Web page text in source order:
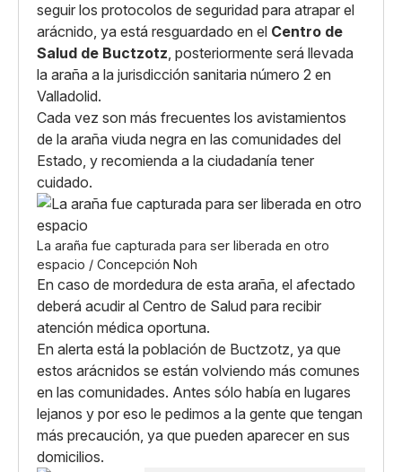
seguir los protocolos de seguridad para atrapar el
arácnido, ya está resguardado en el Centro de
Salud de Buctzotz, posteriormente será llevada
la araña a la jurisdicción sanitaria número 2 en
Valladolid.
Cada vez son más frecuentes los avistamientos
de la araña viuda negra en las comunidades del
Estado, y recomienda a la ciudadanía tener
cuidado.
La araña fue capturada para ser liberada en otro
espacio / Concepción Noh
En caso de mordedura de esta araña, el afectado
deberá acudir al Centro de Salud para recibir
atención médica oportuna.
En alerta está la población de Buctzotz, ya que
estos arácnidos se están volviendo más comunes
en las comunidades. Antes sólo había en lugares
lejanos y por eso le pedimos a la gente que tengan
más precaución, ya que pueden aparecer en sus
domicilios.